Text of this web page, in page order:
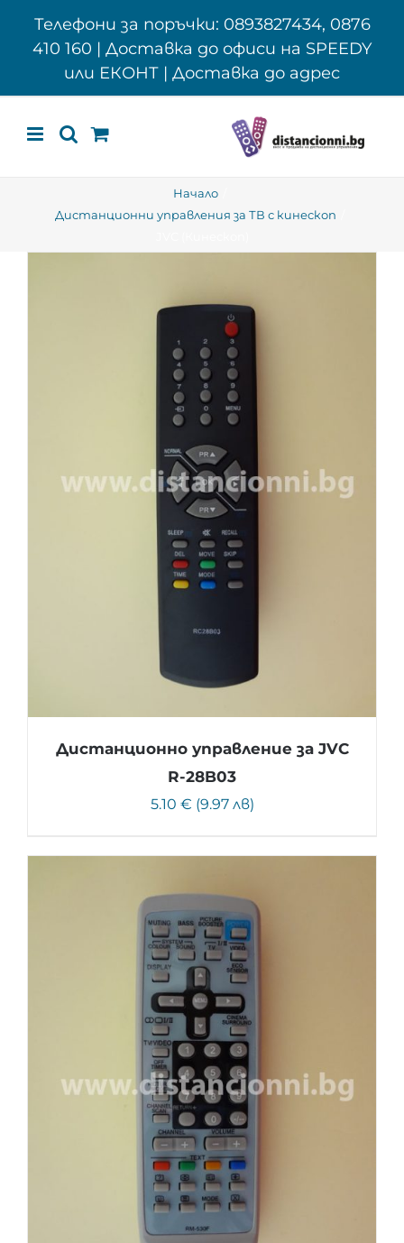
Телефони за поръчки: 0893827434, 0876
410 160 | Доставка до офиси на SPEEDY
или ЕКОНТ | Доставка до адрес
Начало
Дистанционни управления за ТВ с кинескоп
Дистанционно управление за JVC
R-28B03
5.10 € (9.97 лв)